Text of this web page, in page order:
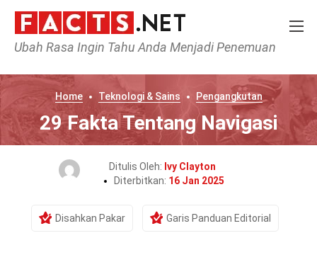
Ubah Rasa Ingin Tahu Anda Menjadi Penemuan
Home Teknologi & Sains Pengangkutan
29 Fakta Tentang Navigasi
Ditulis Oleh: Ivy Clayton
Diterbitkan: 16 Jan 2025
Disahkan Pakar Garis Panduan Editorial